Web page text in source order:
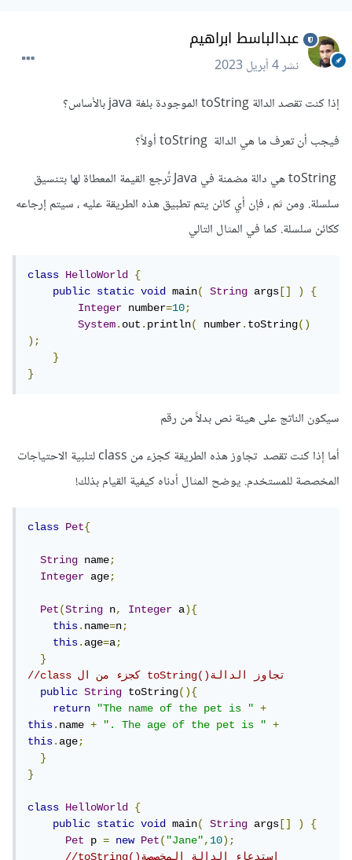
عبدالباسط ابراهيم
نشر4 أبريل 2023
إذا كنت تقصد الدالة toString الموجودة بلغة java بالأساس؟
فيجب أن تعرف ما هي الدالة toString أولاً؟
toString هي دالة مضمنة في Java تُرجع القيمة المعطاة لها بتنسيق
سلسلة. ومن ثم ، فإن أي كائن يتم تطبيق هذه الطريقة عليه ، سيتم إرجاعه
ككائن سلسلة. كما في المثال التالي
class HelloWorld
{
public
static void main( String args [] )
{
Integer number=10;
System.out.println( number.toString()
);
}
}
سيكون الناتج على هيئة نص بدلاً من رقم
أما إذا كنت تقصد تجاوز هذه الطريقة كجزء من class لتلبية الاحتياجات
المخصصة للمستخدم. يوضح المثال أدناه كيفية القيام بذلك!
class Pet{
String name;
Integer age;
Pet(String n, Integer a){
this.name=n;
this.age=a;
}
public
String toString(){
return
"The name of the pet is "
+
this.name + ". The age of the pet is "
+
this.age;
}
}
class HelloWorld
{
public
static void main( String args [] )
{
Pet
p = new Pet("Jane",10);